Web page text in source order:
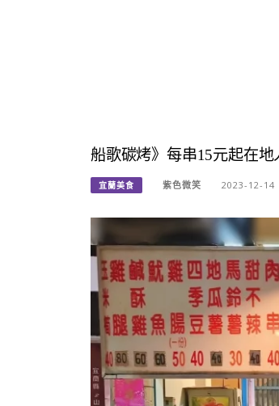
船歌碳烤》每串15元起在
宜蘭美食 紫色微笑 2023-12-14